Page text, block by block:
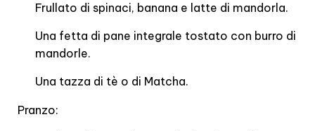
Frullato di spinaci, banana e latte di mandorla.
Una fetta di pane integrale tostato con burro di
mandorle.
Una tazza di tè o di Matcha.
Pranzo: